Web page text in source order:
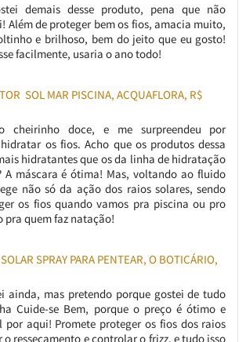
demais desse produto, pena que não
Além de proteger bem os fios, amacia muito,
e brilhoso, bem do jeito que eu gosto!
facilmente, usaria o ano todo!
SOL MAR PISCINA, ACQUAFLORA, R$
cheirinho doce, e me surpreendeu por
os fios. Acho que os produtos dessa
hidratantes que os da linha de hidratação
A máscara é ótima! Mas, voltando ao fluido
não só da ação dos raios solares, sendo
os fios quando vamos pra piscina ou pro
pra quem faz natação!
SPRAY PARA PENTEAR, O BOTICÁRIO,
ainda, mas pretendo porque gostei de tudo
Cuide-se Bem, porque o preço é ótimo e
por aqui! Promete proteger os fios dos raios
ressecamento e controlar o frizz, e tudo isso